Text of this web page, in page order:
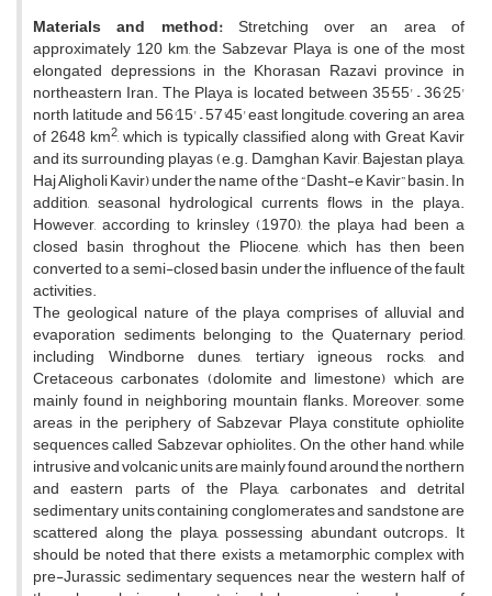
Materials and method: Stretching over an area of
approximately 120 km, the Sabzevar Playa is one of the most
elongated depressions in the Khorasan Razavi province in
northeastern Iran. The Playa is located between 35°55' – 36°25'
north latitude and 56°15' – 57°45' east longitude, covering an area
of 2648 km2, which is typically classified along with Great Kavir
and its surrounding playas (e.g. Damghan Kavir, Bajestan playa,
Haj Aligholi Kavir) under the name of the “Dasht-e Kavir” basin. In
addition, seasonal hydrological currents flows in the playa.
However, according to krinsley (1970), the playa had been a
closed basin throghout the Pliocene, which has then been
converted to a semi-closed basin under the influence of the fault
activities.
The geological nature of the playa comprises of alluvial and
evaporation sediments belonging to the Quaternary period,
including Windborne dunes, tertiary igneous rocks, and
Cretaceous carbonates (dolomite and limestone) which are
mainly found in neighboring mountain flanks. Moreover, some
areas in the periphery of Sabzevar Playa constitute ophiolite
sequences called Sabzevar ophiolites. On the other hand, while
intrusive and volcanic units are mainly found around the northern
and eastern parts of the Playa, carbonates and detrital
sedimentary units containing conglomerates and sandstone are
scattered along the playa, possessing abundant outcrops. It
should be noted that there exists a metamorphic complex with
pre-Jurassic sedimentary sequences near the western half of